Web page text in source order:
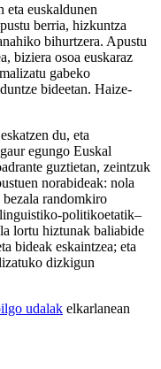
eta euskaldunen
berria, hizkuntza
bihurtzera. Apustu
biziera osoa euskaraz
gabeko
bideetan. Haize-
du, eta
egungo Euskal
guztietan, zeintzuk
norabideak: nola
randomkiro
politikoetatik–
lortu hiztunak baliabide
bideak eskaintzea; eta
dizkigun
udalak elkarlanean